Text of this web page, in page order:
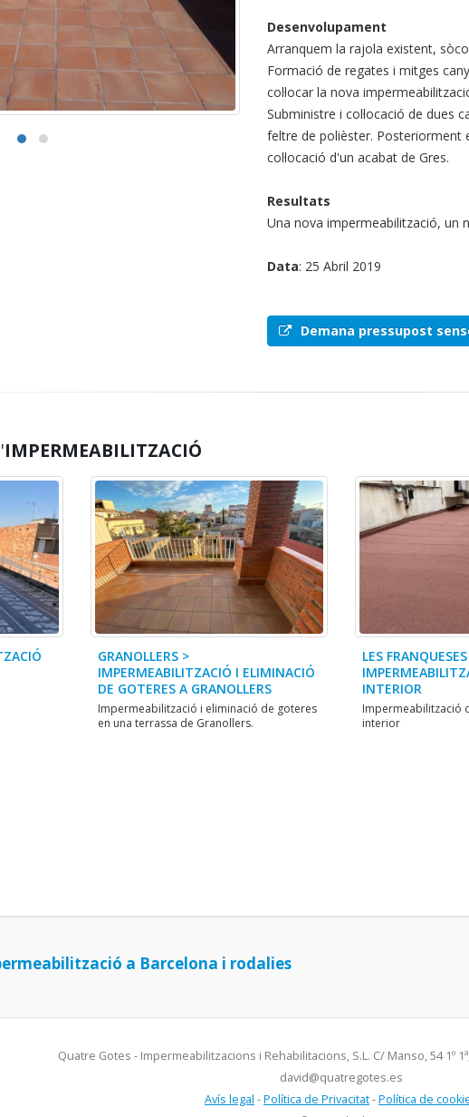
Desenvolupament
Arranquem la rajola existent,
Formació de regates i mitges
col·locar la nova
Subministre i col·locació de dues
feltre de polièster. Posteriorment
col·locació d'un acabat de Gres.
Resultats
Una nova impermeabilització, un
Data: 25 Abril 2019
Demana pressupost
IMPERMEABILITZACIÓ
GRANOLLERS >
IMPERMEABILITZACIÓ I ELIMINACIÓ
DE GOTERES A GRANOLLERS
Impermeabilització i eliminació de goteres
en una terrassa de Granollers.
LES
INTERIOR
Impermeabilització
interior
a Barcelona i rodalies
Quatre Gotes - Impermeabilitzacions i Rehabilitacions, S.L. C/ Manso, 54 1º
david@quatregotes.es
Avís legal -Política de Privacitat-Política de